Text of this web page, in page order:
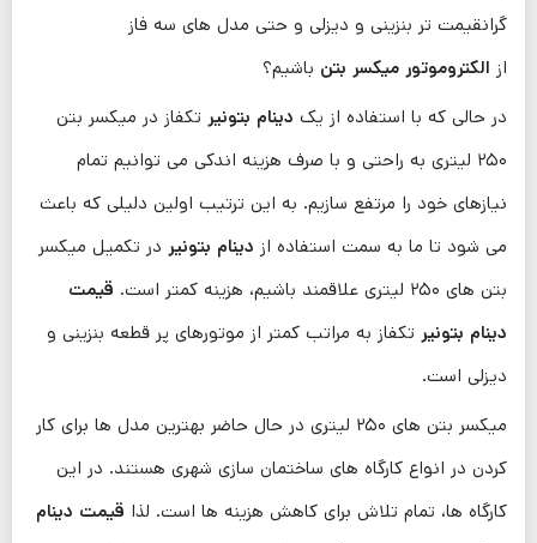
گرانقیمت‌ تر بنزینی و دیزلی و حتی مدل های سه فاز
از الکتروموتور میکسر بتن باشیم؟
در حالی که با استفاده از یک دینام بتونیر تکفاز در میکسر بتن
۲۵۰ لیتری به راحتی و با صرف هزینه اندکی می ‌توانیم تمام
نیازهای خود را مرتفع سازیم. به این ترتیب اولین دلیلی که باعث
می شود تا ما به سمت استفاده از دینام بتونیر در تکمیل میکسر
بتن های ۲۵۰ لیتری علاقمند باشیم، هزینه کمتر است.
قیمت
دینام بتونیر تکفاز به مراتب کمتر از موتورهای پر قطعه بنزینی و
دیزلی است.
میکسر بتن های ۲۵۰ لیتری در حال حاضر بهترین مدل ها برای کار
کردن در انواع کارگاه های ساختمان سازی شهری هستند. در این
کارگاه ‌ها، تمام تلاش برای کاهش هزینه‌ ها است. لذا قیمت دینام